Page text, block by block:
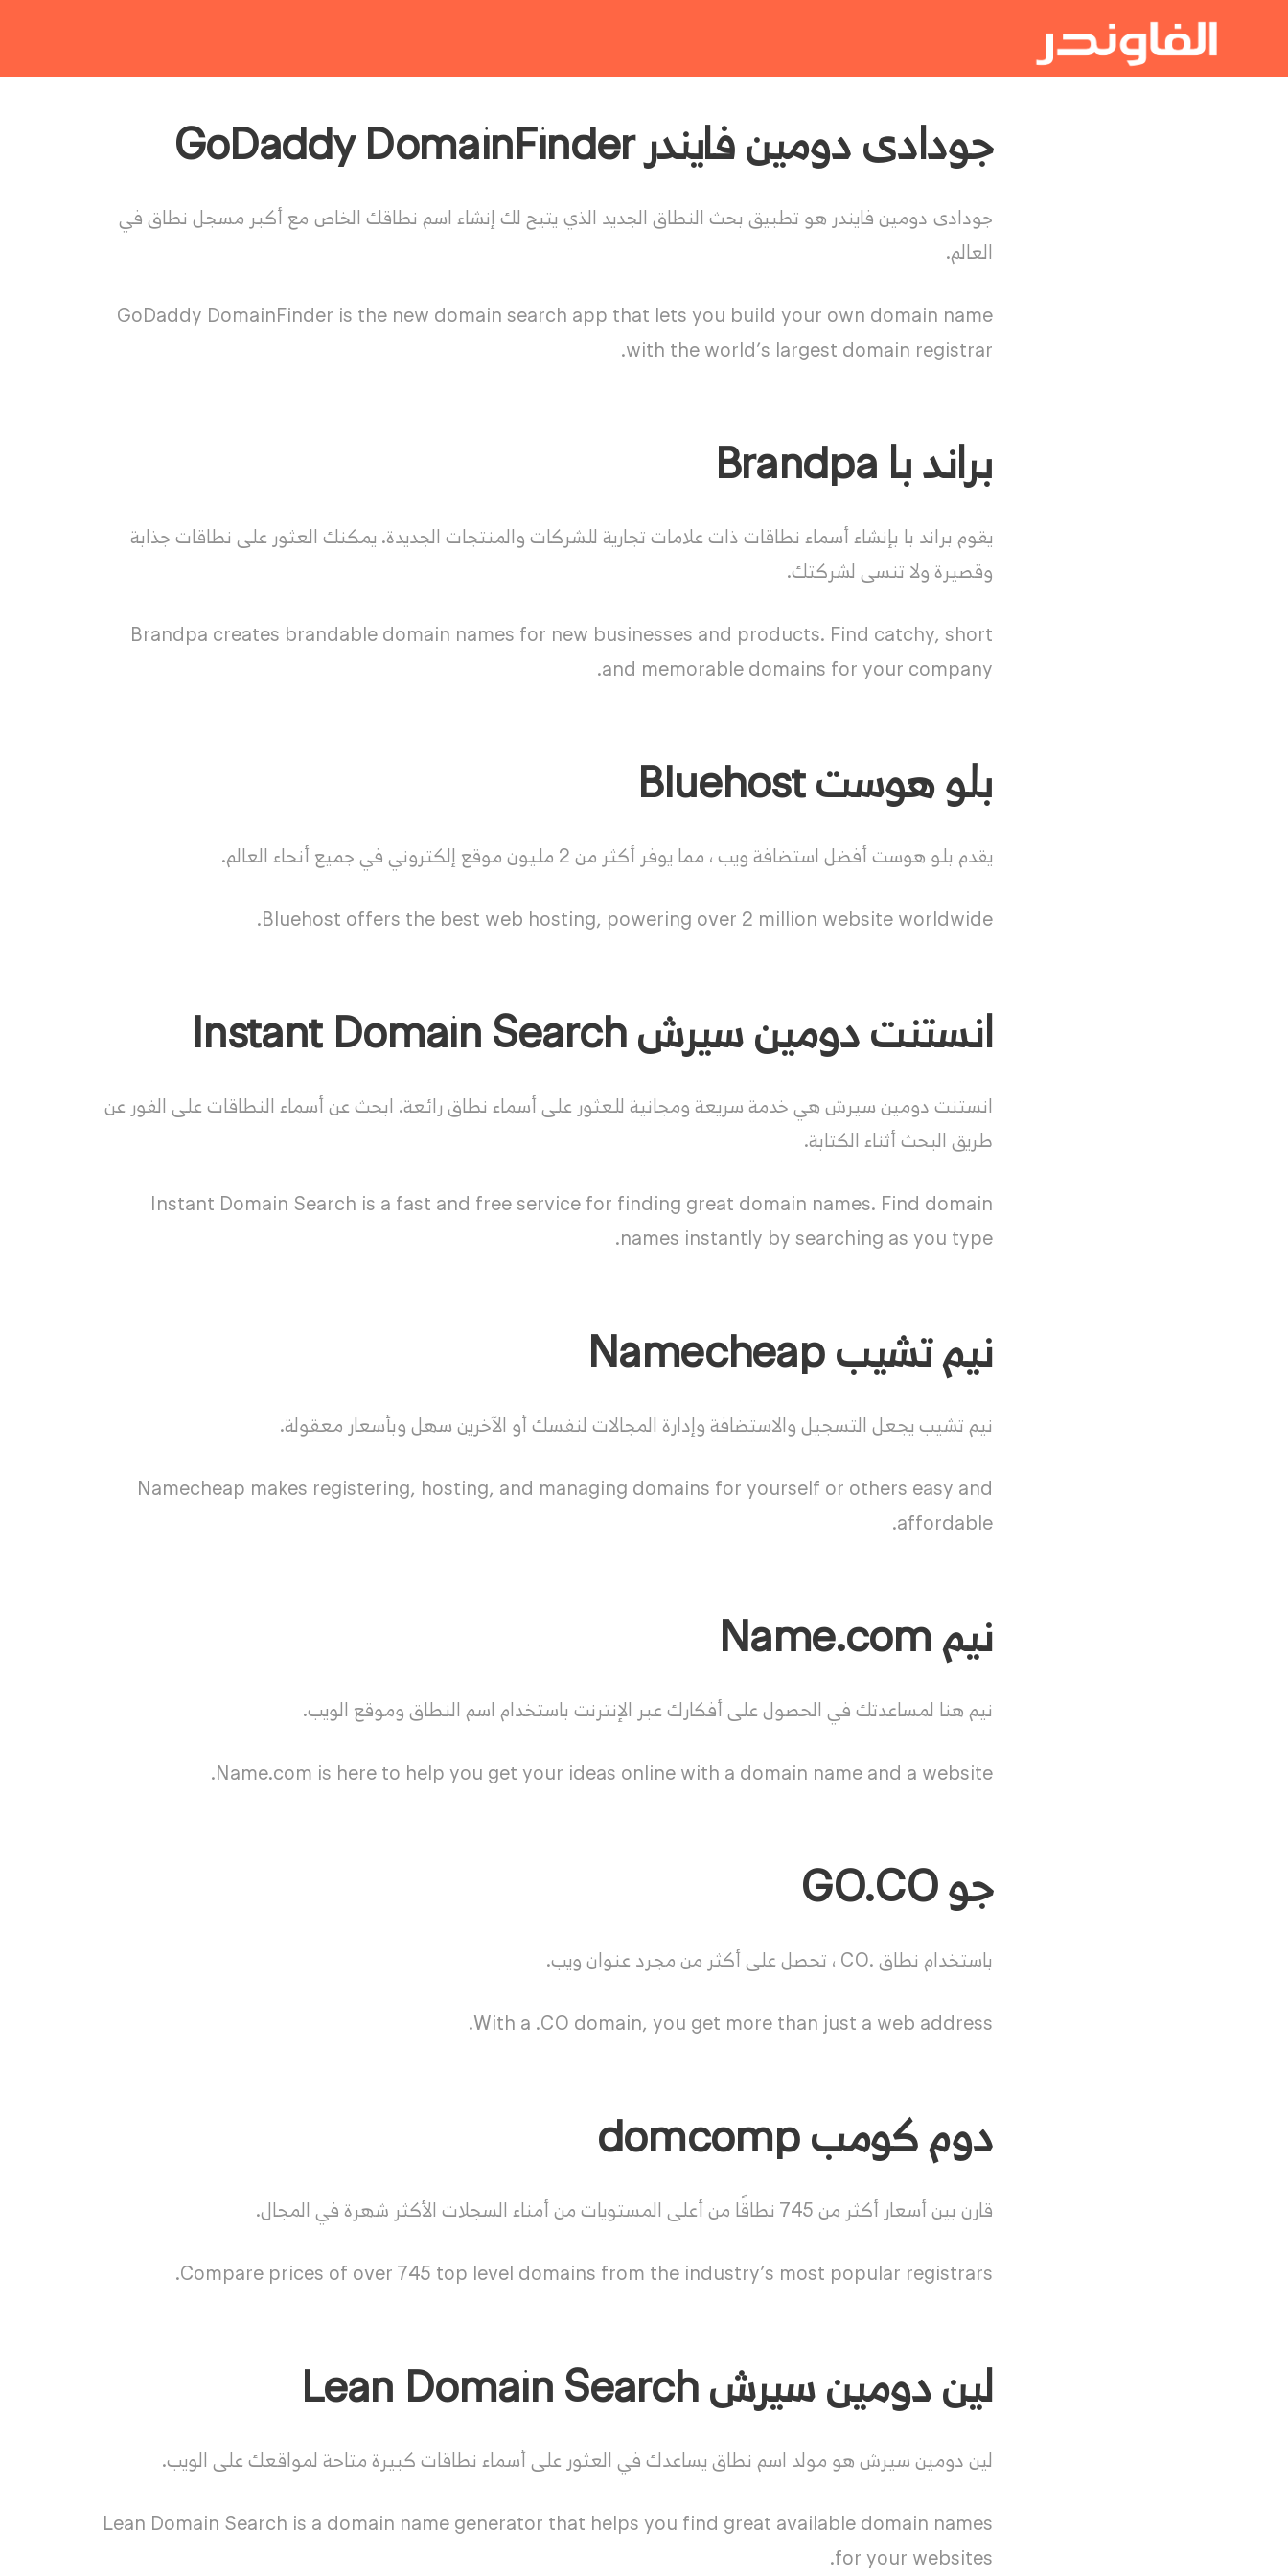
جودادى دومين فايندر GoDaddy DomainFinder
جودادى دومين فايندر هو تطبيق بحث النطاق الجديد الذي يتيح لك إنشاء اسم نطاقك الخاص مع أكبر مسجل نطاق في
العالم.
GoDaddy DomainFinder is the new domain search app that lets you build your own domain name
with the world’s largest domain registrar.
براند با Brandpa
يقوم براند با بإنشاء أسماء نطاقات ذات علامات تجارية للشركات والمنتجات الجديدة. يمكنك العثور على نطاقات جذابة
وقصيرة ولا تنسى لشركتك.
Brandpa creates brandable domain names for new businesses and products. Find catchy, short
and memorable domains for your company.
بلو هوست Bluehost
يقدم بلو هوست أفضل استضافة ويب ، مما يوفر أكثر من 2 مليون موقع إلكتروني في جميع أنحاء العالم.
Bluehost offers the best web hosting, powering over 2 million website worldwide.
انستنت دومين سيرش Instant Domain Search
انستنت دومين سيرش هي خدمة سريعة ومجانية للعثور على أسماء نطاق رائعة. ابحث عن أسماء النطاقات على الفور عن
طريق البحث أثناء الكتابة.
Instant Domain Search is a fast and free service for finding great domain names. Find domain
names instantly by searching as you type.
نيم تشيب Namecheap
نيم تشيب يجعل التسجيل والاستضافة وإدارة المجالات لنفسك أو الآخرين سهل وبأسعار معقولة.
Namecheap makes registering, hosting, and managing domains for yourself or others easy and
affordable.
نيم Name.com
نيم هنا لمساعدتك في الحصول على أفكارك عبر الإنترنت باستخدام اسم النطاق وموقع الويب.
Name.com is here to help you get your ideas online with a domain name and a website.
جو GO.CO
باستخدام نطاق .CO ، تحصل على أكثر من مجرد عنوان ويب.
With a .CO domain, you get more than just a web address.
دوم كومب domcomp
قارن بين أسعار أكثر من 745 نطاقًا من أعلى المستويات من أمناء السجلات الأكثر شهرة في المجال.
Compare prices of over 745 top level domains from the industry’s most popular registrars.
لين دومين سيرش Lean Domain Search
لين دومين سيرش هو مولد اسم نطاق يساعدك في العثور على أسماء نطاقات كبيرة متاحة لمواقعك على الويب.
Lean Domain Search is a domain name generator that helps you find great available domain names
for your websites.